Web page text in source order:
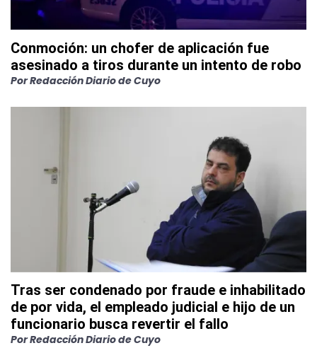
Conmoción: un chofer de aplicación fue
asesinado a tiros durante un intento de robo
PorRedacción Diario de Cuyo
Tras ser condenado por fraude e inhabilitado
de por vida, el empleado judicial e hijo de un
funcionario busca revertir el fallo
PorRedacción Diario de Cuyo